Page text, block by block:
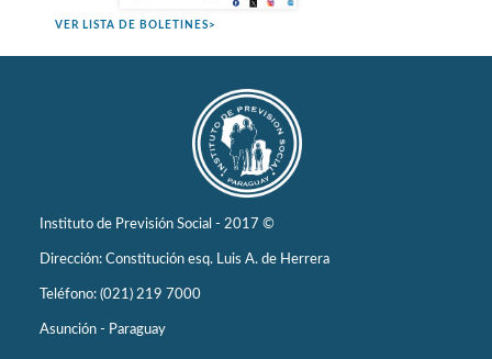
VER LISTA DE BOLETINES>
Instituto de Previsión Social - 2017 ©
Dirección: Constitución esq. Luis A. de Herrera
Teléfono: (021) 219 7000
Asunción - Paraguay